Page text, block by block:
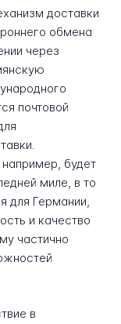
доставки
обмена
через
почтовой
будет
миле, в то
для Германии,
и качество
частично
в